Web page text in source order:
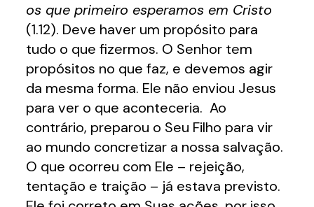
os que primeiro esperamos em Cristo
(1.12). Deve haver um propósito para
tudo o que fizermos. O Senhor tem
propósitos no que faz, e devemos agir
da mesma forma. Ele não enviou Jesus
para ver o que aconteceria. Ao
contrário, preparou o Seu Filho para vir
ao mundo concretizar a nossa salvação.
O que ocorreu com Ele – rejeição,
tentação e traição – já estava previsto.